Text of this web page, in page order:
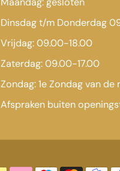
Dinsdag t/m Donderdag
Vrijdag: 09.00-18.00
Zaterdag: 09.00-17.00
Zondag: 1e Zondag van de
Afspraken buiten